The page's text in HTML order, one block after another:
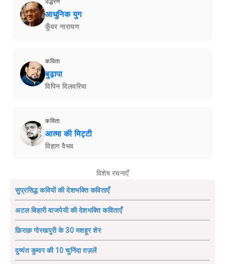
उद्धरण
आधुनिक युग
कुँवर नारायण
कविता
बुढ़ापा
विपिन दिलवरिया
कविता
आत्मा की मिट्टी
विहाग वैभव
विशेष रचनाएँ
सुप्रसिद्ध कवियों की देशभक्ति कविताएँ
अटल बिहारी वाजपेयी की देशभक्ति कविताएँ
फ़िराक़ गोरखपुरी के 30 मशहूर शेर
दुष्यंत कुमार की 10 चुनिंदा ग़ज़लें